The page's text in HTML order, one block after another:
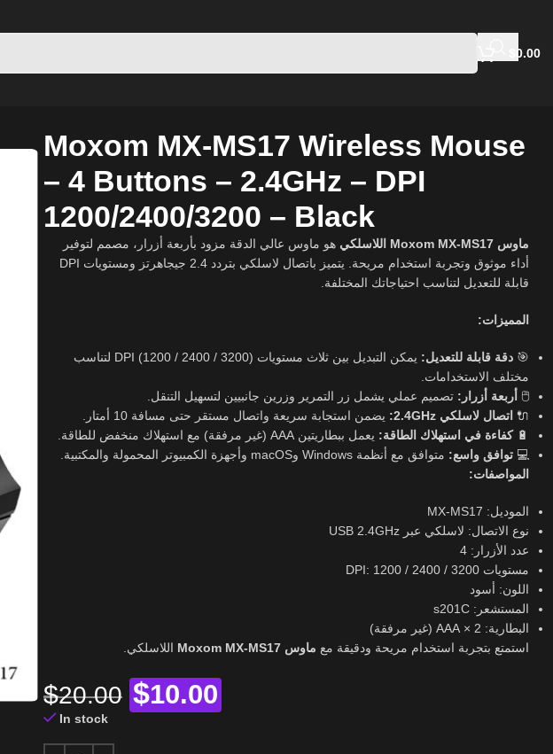
0.00
Moxom MX-MS17 Wireless Mouse
– 4 Buttons – 2.4GHz – DPI
1200/2400/3200 – Black​
ماوس Moxom MX-MS17 اللاسلكي
هو ماوس عالي الدقة مزود بأربعة أزرار، مصمم لتوفير
أداء موثوق وتجربة استخدام مريحة. يتميز باتصال لاسلكي بتردد 2.4 جيجاهرتز ومستويات DPI
قابلة للتعديل لتناسب احتياجاتك المختلفة.
المميزات:
🎯دقة قابلة للتعديل:
يمكن التبديل بين ثلاث مستويات DPI (1200 / 2400 / 3200) لتناسب
مختلف الاستخدامات.
🖱️ أربعة أزرار: تصميم عملي يشمل زر التمرير وزرين جانبيين لتسهيل التنقل.
🔌 اتصال لاسلكي 2.4GHz:
يضمن استجابة سريعة واتصال مستقر حتى مسافة 10 أمتار.
🔋كفاءة في استهلاك الطاقة: يعمل ببطاريتين AAA (غير مرفقة) مع استهلاك منخفض للطاقة.
💻توافق واسع: متوافق مع أنظمة Windows وmacOS وأجهزة الكمبيوتر المحمولة والمكتبية.
المواصفات:
الموديل: MX-MS17
نوع الاتصال: لاسلكي عبر USB 2.4GHz
عدد الأزرار: 4
مستويات DPI: 1200 / 2400 / 3200
اللون: أسود
المستشعر: s201C
البطارية: 2 × AAA (غير مرفقة)
استمتع بتجربة استخدام مريحة ودقيقة مع ماوس Moxom MX-MS17 اللاسلكي.
$20.00 $10.00
In stock